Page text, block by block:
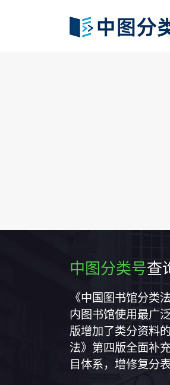
中图分类号查
《中国图书馆分类
内图书馆使用最广
版增加了类分资料
法》第四版全面补
目体系，增修复分